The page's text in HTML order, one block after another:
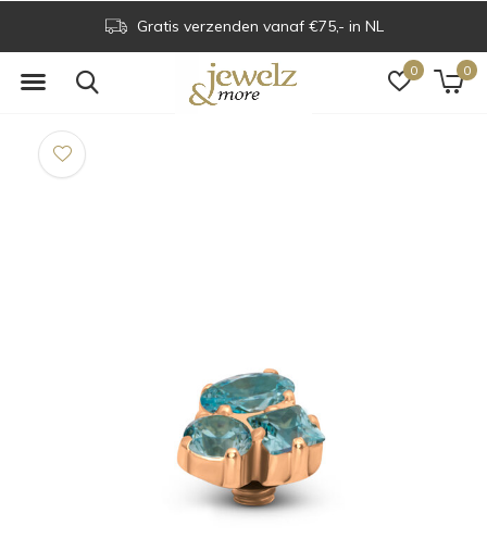
0 0
Gratis verzenden vanaf €75,- in NL